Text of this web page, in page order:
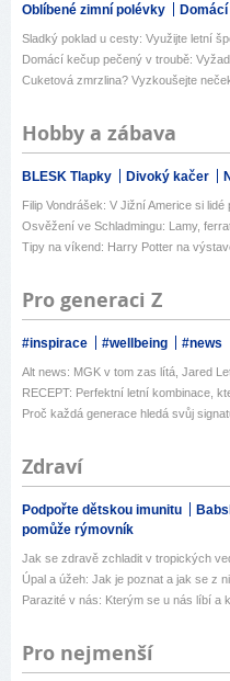
Oblíbené zimní polévky
Sladký poklad u cesty: Využijte letní
Domácí kečup pečený v troubě:
Cuketová zmrzlina? Vyzkoušejte
Hobby a zábava
BLESK Tlapky Divoký kačer
Filip Vondrášek: V Jižní Americe si lidé
Osvěžení ve Schladmingu: Lamy,
Tipy na víkend: Harry Potter na
Pro generaci Z
#inspirace #wellbeing #news
Alt news: MGK v tom zas lítá, Jared
RECEPT: Perfektní letní kombinace,
Proč každá generace hledá svůj
Zdraví
Podpořte dětskou imunitu
pomůže rýmovník
Jak se zdravě zchladit v tropických
Úpal a úžeh: Jak je poznat a jak se z
Parazité v nás: Kterým se u nás líbí a
Pro nejmenší